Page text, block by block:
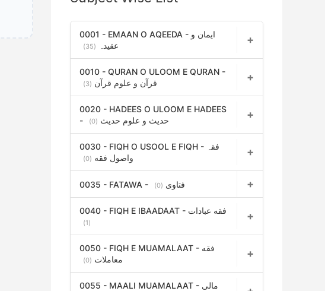
0001 - EMAAN O AQEEDA - ایمان و
عقیدہ
(35)
0010 - QURAN O ULOOM E QURAN -
قرآن و علوم قرآن (3)
0020 - HADEES O ULOOM E HADEES
- حدیث و علوم حدیث (0)
0030 - FIQH O USOOL E FIQH - فقہ
واصول فقه (0)
0035 - FATAWA - فتاوی (0)
0040 - FIQH E IBAADAAT - فقه عبادات
(1)
0050 - FIQH E MUAMALAAT - فقه
معاملات (0)
0055 - MAALI MUAMALAAT - مالی